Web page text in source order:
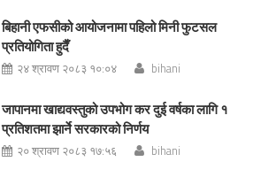
बिहानी एफसीको आयोजनामा पहिलो मिनी फुटसल
प्रतियोगिता हुदैँ
२४ श्रावण २०८३ १०:०४ bihani
जापानमा खाद्यवस्तुको उपभोग कर दुई वर्षका लागि १
प्रतिशतमा झार्ने सरकारको निर्णय
२० श्रावण २०८३ १७:५६ bihani